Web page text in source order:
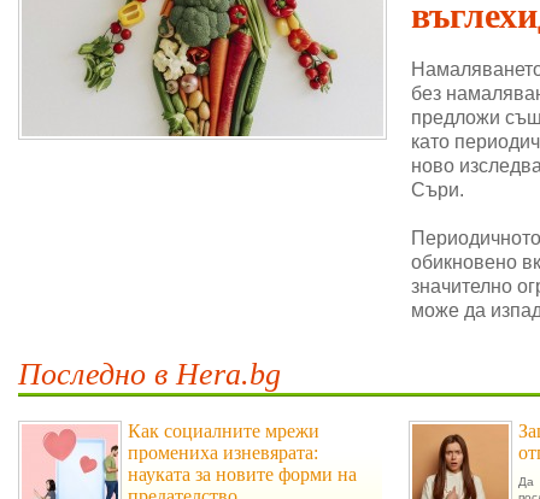
без
предложи
като
ново
Съри.
обикновено
значително
може да
Последно в Hera.bg
Как социалните мрежи
промениха изневярата:
науката за новите форми на
Да